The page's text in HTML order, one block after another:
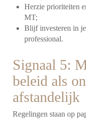
Herzie prioriteiten
MT;
Blijf investeren in
professional.
Signaal 5:
beleid als
afstandelijk
Regelingen staan op